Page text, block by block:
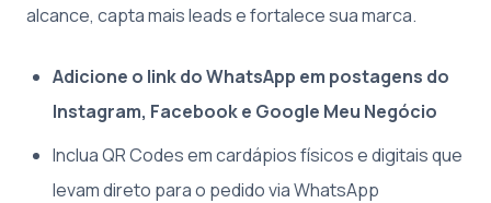
alcance, capta mais leads e fortalece sua marca.
Adicione o link do WhatsApp em postagens do
Instagram, Facebook e Google Meu Negócio
Inclua QR Codes em cardápios físicos e digitais que
levam direto para o pedido via WhatsApp